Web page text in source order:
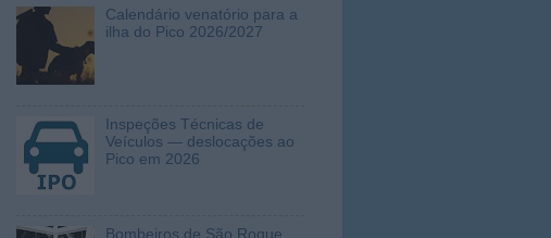
Calendário venatório para a
ilha do Pico 2026/2027
Inspeções Técnicas de
Veículos — deslocações ao
Pico em 2026
Bombeiros de São Roque